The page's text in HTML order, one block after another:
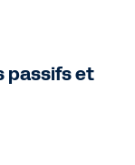
passifs et